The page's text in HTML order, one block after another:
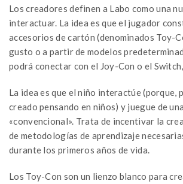
Los creadores definen a Labo como una
interactuar. La idea es que el jugador
accesorios de cartón (denominados Toy-
gusto o a partir de modelos
podrá conectar con el Joy-Con o el
La idea es que el niño interactúe (porque,
creado pensando en niños) y juegue de
«convencional». Trata de incentivar la
de metodologías de aprendizaje
durante los primeros años de vida.
Los Toy-Con son un lienzo blanco para